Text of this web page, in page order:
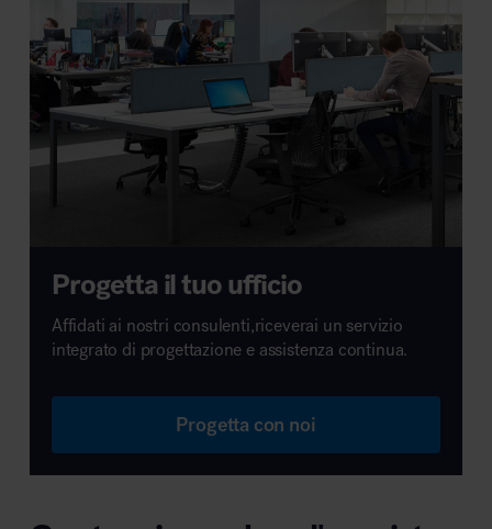
Progetta il tuo ufficio
Affidati ai nostri consulenti,riceverai un servizio
integrato di progettazione e assistenza continua.
Progetta con noi